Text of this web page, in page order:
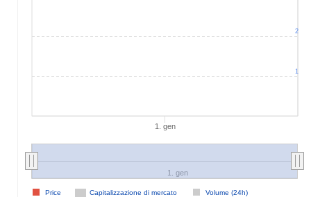
1. gen
Capitalizzazione di mercato Volume (24h)
Price
1. gen
1
2